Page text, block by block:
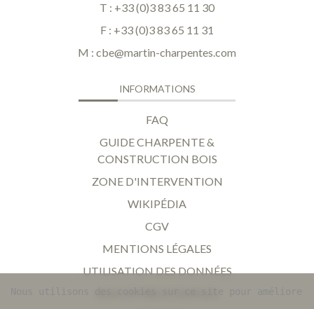
T : +33 (0)3 83 65 11 30
F : +33 (0)3 83 65 11 31
M : cbe@martin-charpentes.com
INFORMATIONS
FAQ
GUIDE CHARPENTE &
CONSTRUCTION BOIS
ZONE D'INTERVENTION
WIKIPÉDIA
CGV
MENTIONS LÉGALES
UTILISATION DES DONNÉES